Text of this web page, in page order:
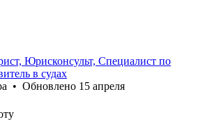
Юрисконсульт, Специалист по
в судах
• Обновлено 15 апреля